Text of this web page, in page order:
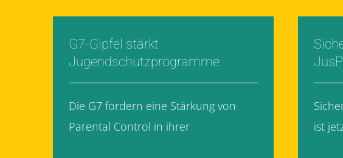
G7-Gipfel stärkt
Jugendschutzprogramme
Die G7 fordern eine Stärkung von
Parental Control in ihrer
ist